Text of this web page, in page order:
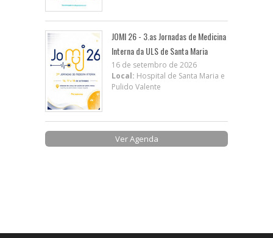
JOMI 26 - 3.as Jornadas de Medicina
Interna da ULS de Santa Maria
16 de setembro de 2026
Local: Hospital de Santa Maria e
Pulido Valente
Ver Agenda